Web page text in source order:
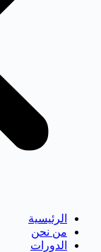
الرئيسية
من نحن
الدورات